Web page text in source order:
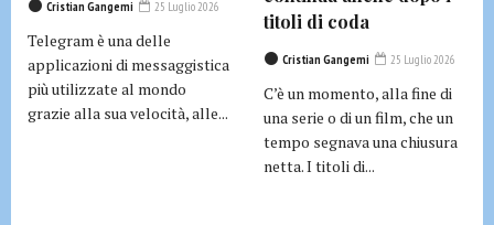
Cristian Gangemi 25 Luglio 2026
Telegram è una delle
applicazioni di messaggistica
più utilizzate al mondo
grazie alla sua velocità, alle...
titoli di coda
Cristian Gangemi 25 Luglio 2026
C’è un momento, alla fine di
una serie o di un film, che un
tempo segnava una chiusura
netta. I titoli di...